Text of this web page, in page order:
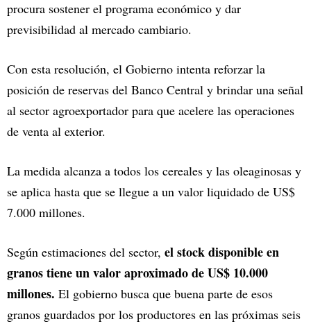
procura sostener el programa económico y dar
previsibilidad al mercado cambiario.
Con esta resolución, el Gobierno intenta reforzar la
posición de reservas del Banco Central y brindar una señal
al sector agroexportador para que acelere las operaciones
de venta al exterior.
La medida alcanza a todos los cereales y las oleaginosas y
se aplica hasta que se llegue a un valor liquidado de US$
7.000 millones.
Según estimaciones del sector, el stock disponible en
granos tiene un valor aproximado de US$ 10.000
millones. El gobierno busca que buena parte de esos
granos guardados por los productores en las próximas seis